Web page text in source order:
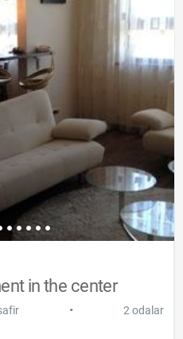
in the center
• 2 odalar